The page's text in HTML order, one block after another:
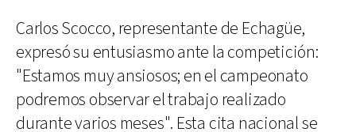
Carlos Scocco, representante de Echagüe,
expresó su entusiasmo ante la competición:
"Estamos muy ansiosos; en el campeonato
podremos observar el trabajo realizado
durante varios meses". Esta cita nacional se